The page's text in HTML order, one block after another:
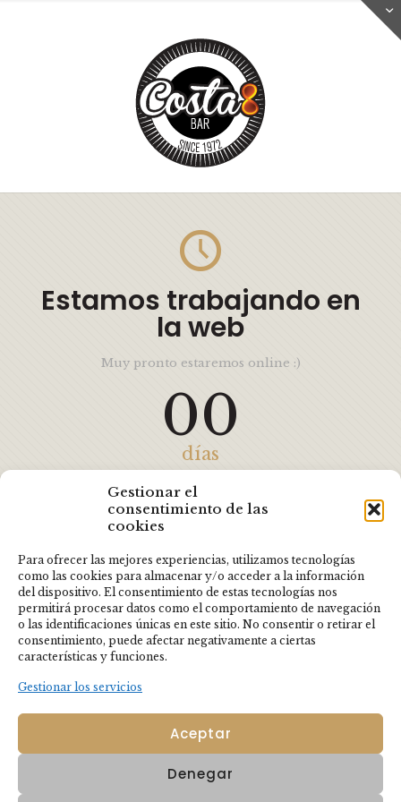
Gestionar el
consentimiento de las
cookies
Para ofrecer las mejores experiencias, utilizamos tecnologías
como las cookies para almacenar y/o acceder a la información
del dispositivo. El consentimiento de estas tecnologías nos
permitirá procesar datos como el comportamiento de navegación
o las identificaciones únicas en este sitio. No consentir o retirar el
consentimiento, puede afectar negativamente a ciertas
características y funciones.
Gestionar los servicios
Aceptar
Denegar
Estamos trabajando en
la web
Muy pronto estaremos online :)
00
días
00
00
minutos
00
segundos